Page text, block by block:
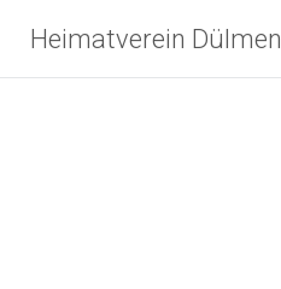
Inhalt
springen
Heimatverein Dülmen